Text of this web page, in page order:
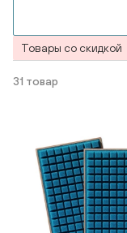
Товары со скидкой
31 товар